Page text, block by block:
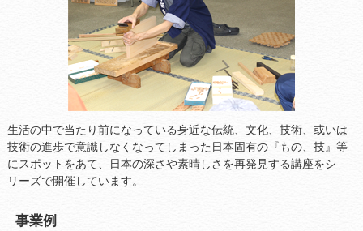
生活の中で当たり前になっている身近な伝統、文化、技術、或いは
技術の進歩で意識しなくなってしまった日本固有の『もの、技』等
にスポットをあて、日本の深さや素晴しさを再発見する講座をシ
リーズで開催しています。
事業例